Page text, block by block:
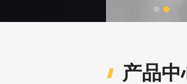
产品中